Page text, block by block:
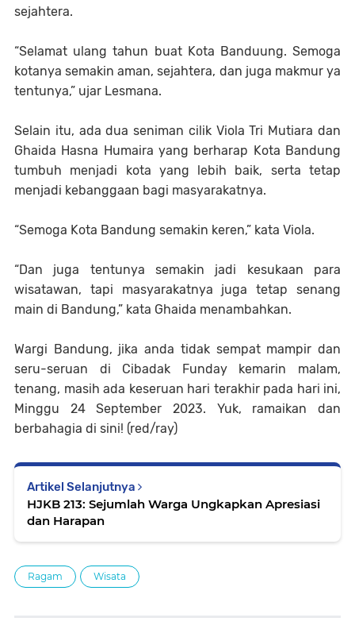
sejahtera.
“Selamat ulang tahun buat Kota Banduung. Semoga
kotanya semakin aman, sejahtera, dan juga makmur ya
tentunya,” ujar Lesmana.
Selain itu, ada dua seniman cilik Viola Tri Mutiara dan
Ghaida Hasna Humaira yang berharap Kota Bandung
tumbuh menjadi kota yang lebih baik, serta tetap
menjadi kebanggaan bagi masyarakatnya.
“Semoga Kota Bandung semakin keren,” kata Viola.
“Dan juga tentunya semakin jadi kesukaan para
wisatawan, tapi masyarakatnya juga tetap senang
main di Bandung,” kata Ghaida menambahkan.
Wargi Bandung, jika anda tidak sempat mampir dan
seru-seruan di Cibadak Funday kemarin malam,
tenang, masih ada keseruan hari terakhir pada hari ini,
Minggu 24 September 2023. Yuk, ramaikan dan
berbahagia di sini! (red/ray)
Artikel Selanjutnya
HJKB 213: Sejumlah Warga Ungkapkan Apresiasi
dan Harapan
Ragam Wisata